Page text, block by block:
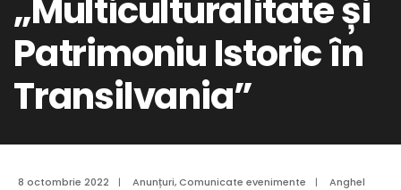
„Multiculturalitate și
Patrimoniu Istoric în
Transilvania”
8 octombrie 2022 | Anunțuri,Comunicate evenimente |
Anghel